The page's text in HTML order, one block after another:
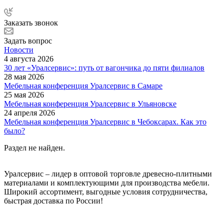
Заказать звонок
Задать вопрос
Новости
4 августа 2026
30 лет «Уралсервис»: путь от вагончика до пяти филиалов
28 мая 2026
Мебельная конференция Уралсервис в Самаре
25 мая 2026
Мебельная конференция Уралсервис в Ульяновске
24 апреля 2026
Мебельная конференция Уралсервис в Чебоксарах. Как это
было?
Раздел не найден.
Уралсервис – лидер в оптовой торговле древесно-плитными
материалами и комплектующими для производства мебели.
Широкий ассортимент, выгодные условия сотрудничества,
быстрая доставка по России!